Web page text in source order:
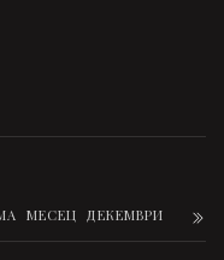
МЕСЕЦ ДЕКЕМВРИ